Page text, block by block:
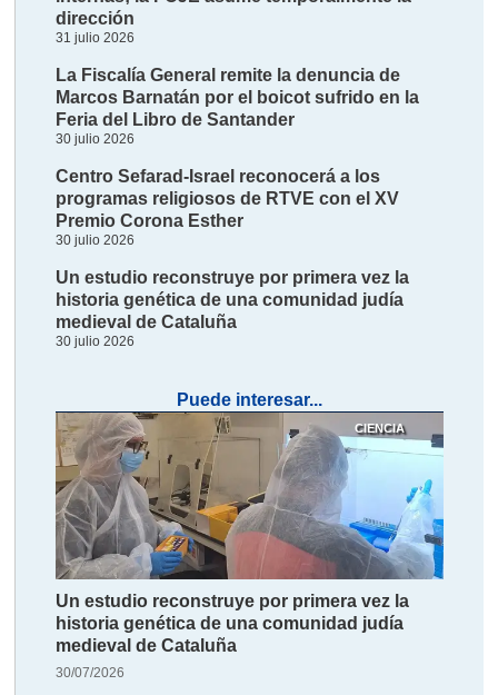
dirección
31 julio 2026
La Fiscalía General remite la denuncia de
Marcos Barnatán por el boicot sufrido en la
Feria del Libro de Santander
30 julio 2026
Centro Sefarad-Israel reconocerá a los
programas religiosos de RTVE con el XV
Premio Corona Esther
30 julio 2026
Un estudio reconstruye por primera vez la
historia genética de una comunidad judía
medieval de Cataluña
30 julio 2026
Puede interesar...
CIENCIA
Un estudio reconstruye por primera vez la
historia genética de una comunidad judía
medieval de Cataluña
30/07/2026